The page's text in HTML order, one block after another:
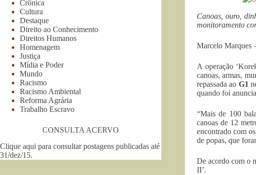
Canoas, ouro,
monitoramento
Marcelo Marques
A operação
canoas, armas,
repassada ao G1
quando foi
“Mais de 100
canoas de 12
encontrado com
de popas, que
De acordo com o
II’.
Crônica
Cultura
Destaque
Direito ao Conhecimento
Direitos Humanos
Homenagem
Justiça
Mídia e Poder
Mundo
Racismo
Racismo Ambiental
Reforma Agrária
Trabalho Escravo
CONSULTA ACERVO
Clique aqui para consultar postagens publicadas até
31/dez/15.